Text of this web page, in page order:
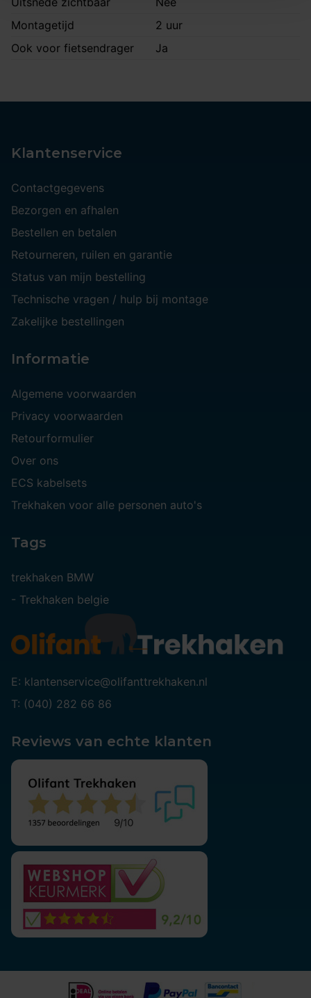
Montagetijd
2 uur
Ook voor fietsendrager
Ja
Klantenservice
Contactgegevens
Bezorgen en afhalen
Bestellen en betalen
Retourneren, ruilen en garantie
Status van mijn bestelling
Technische vragen / hulp bij montage
Zakelijke bestellingen
Informatie
Algemene voorwaarden
Privacy voorwaarden
Retourformulier
Over ons
ECS kabelsets
Trekhaken voor alle personen auto's
Tags
trekhaken BMW
- Trekhaken belgie
E: klantenservice@olifanttrekhaken.nl
T: (040) 282 66 86
Reviews van echte klanten